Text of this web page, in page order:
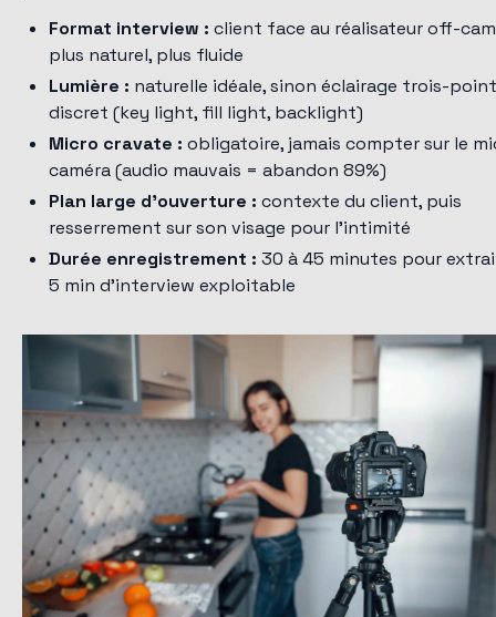
Format interview : client face au réalisateur off-
plus naturel, plus fluide
Lumière : naturelle idéale, sinon éclairage trois-
discret (key light, fill light, backlight)
Micro cravate : obligatoire, jamais compter sur le
caméra (audio mauvais = abandon 89%)
Plan large d'ouverture : contexte du client, puis
resserrement sur son visage pour l'intimité
Durée enregistrement : 30 à 45 minutes pour
5 min d'interview exploitable